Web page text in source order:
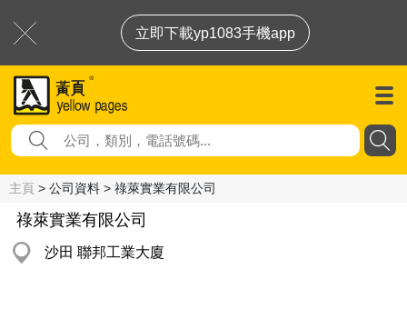
立即下載yp1083手機app
主頁 > 公司資料 > 祿萊實業有限公司
祿萊實業有限公司
沙田 聯邦工業大廈